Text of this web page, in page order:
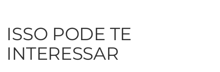
ISSO PODE TE
INTERESSAR